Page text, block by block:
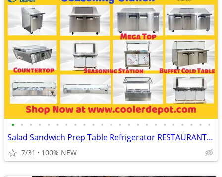
• • • • • • • • • • • • • • • • • • • • • • •
Salad Sandwich Prep Table Refrigerator RESTAURANT EQUIPMENT
7/31 100% NEW